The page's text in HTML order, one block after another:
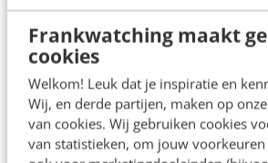
Frankwatching maakt
cookies
Welkom! Leuk dat je inspiratie en
Wij, en derde partijen, maken op
van cookies. Wij gebruiken cookies
van statistieken, om jouw
Frankwatching
Adverteren
Contact